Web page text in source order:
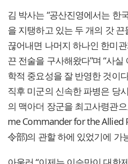
김 박사는 “공산진영에서는 한
을 지탱하고 있는 두 개의 갓
끊어내면 나머지 하나인 한미
끈 전술을 구사해왔다”며 “사
학적 중요성을 잘 반영한 것이
직후 미군의 신속한 파병은 당
의 맥아더 장군을 최고사령관
me Commander for the Allied
令部)의 관할 하에 있었기에 가